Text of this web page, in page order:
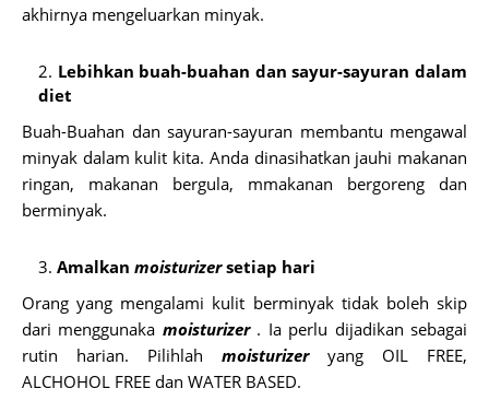
akhirnya mengeluarkan minyak.
Lebihkan buah-buahan dan sayur-sayuran dalam
diet
Buah-Buahan dan sayuran-sayuran membantu mengawal
minyak dalam kulit kita. Anda dinasihatkan jauhi makanan
ringan, makanan bergula, mmakanan bergoreng dan
berminyak.
Amalkan moisturizersetiap hari
Orang yang mengalami kulit berminyak tidak boleh skip
dari menggunaka moisturizer. Ia perlu dijadikan sebagai
rutin harian. Pilihlah moisturizeryang OIL FREE,
ALCHOHOL FREE dan WATER BASED.